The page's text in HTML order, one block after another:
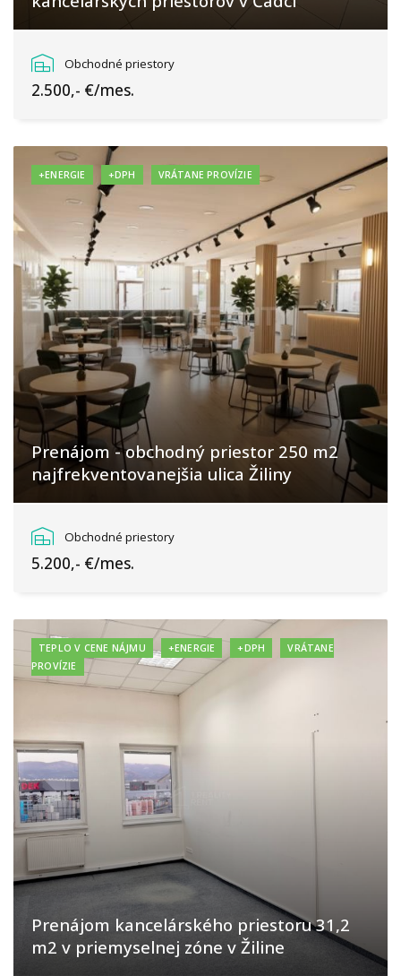
Obchodné priestory
2.500,- €/mes.
+ENERGIE +DPH VRÁTANE PROVÍZIE
Prenájom - obchodný priestor 250 m2
najfrekventovanejšia ulica Žiliny
Obchodné priestory
5.200,- €/mes.
TEPLO V CENE NÁJMU +ENERGIE +DPH
VRÁTANE
PROVÍZIE
Prenájom kancelárského priestoru 31,2
m2 v priemyselnej zóne v Žiline